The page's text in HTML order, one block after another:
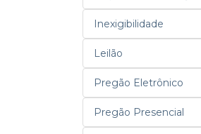
Inexigibilidade
Leilão
Pregão Eletrônico
Pregão Presencial